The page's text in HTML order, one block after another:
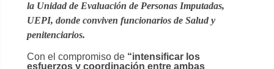
la Unidad de Evaluación de Personas Imputadas,
UEPI, donde conviven funcionarios de Salud y
penitenciarios.
Con el compromiso de “intensificar los
esfuerzos y coordinación entre ambas